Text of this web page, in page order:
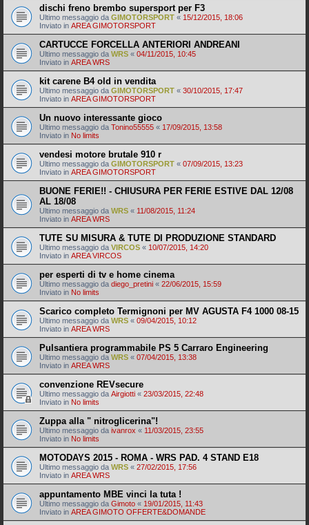
dischi freno brembo supersport per F3
Ultimo messaggio da GIMOTORSPORT « 15/12/2015, 18:06
Inviato in AREA GIMOTORSPORT
CARTUCCE FORCELLA ANTERIORI ANDREANI
Ultimo messaggio da WRS « 04/11/2015, 10:45
Inviato in AREA WRS
kit carene B4 old in vendita
Ultimo messaggio da GIMOTORSPORT « 30/10/2015, 17:47
Inviato in AREA GIMOTORSPORT
Un nuovo interessante gioco
Ultimo messaggio da Tonino55555 « 17/09/2015, 13:58
Inviato in No limits
vendesi motore brutale 910 r
Ultimo messaggio da GIMOTORSPORT « 07/09/2015, 13:23
Inviato in AREA GIMOTORSPORT
BUONE FERIE!! - CHIUSURA PER FERIE ESTIVE DAL 12/08
AL 18/08
Ultimo messaggio da WRS « 11/08/2015, 11:24
Inviato in AREA WRS
TUTE SU MISURA & TUTE DI PRODUZIONE STANDARD
Ultimo messaggio da VIRCOS « 10/07/2015, 14:20
Inviato in AREA VIRCOS
per esperti di tv e home cinema
Ultimo messaggio da diego_pretini « 22/06/2015, 15:59
Inviato in No limits
Scarico completo Termignoni per MV AGUSTA F4 1000 08-15
Ultimo messaggio da WRS « 09/04/2015, 10:12
Inviato in AREA WRS
Pulsantiera programmabile PS 5 Carraro Engineering
Ultimo messaggio da WRS « 07/04/2015, 13:38
Inviato in AREA WRS
convenzione REVsecure
Ultimo messaggio da Airgiotti « 23/03/2015, 22:48
Inviato in No limits
Zuppa alla " nitroglicerina"!
Ultimo messaggio da ivanrox « 11/03/2015, 23:55
Inviato in No limits
MOTODAYS 2015 - ROMA - WRS PAD. 4 STAND E18
Ultimo messaggio da WRS « 27/02/2015, 17:56
Inviato in AREA WRS
appuntamento MBE vinci la tuta !
Ultimo messaggio da Gimoto « 19/01/2015, 11:43
Inviato in AREA GIMOTO OFFERTE&DOMANDE